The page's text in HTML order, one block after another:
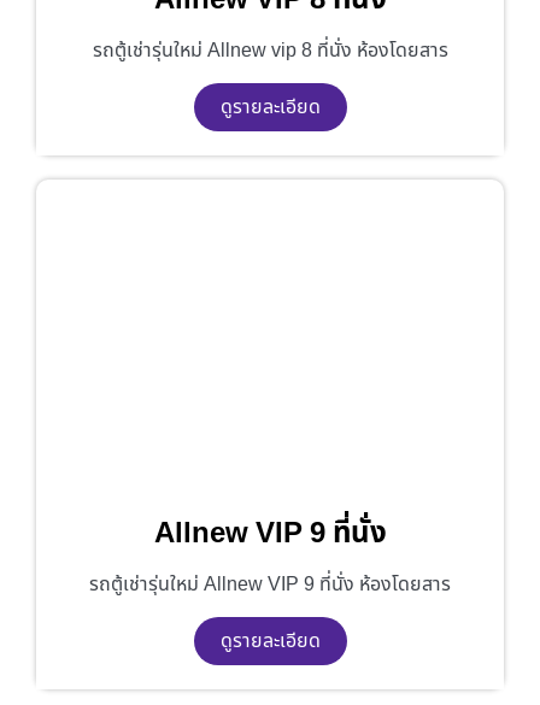
รถตู้เช่ารุ่นใหม่ Allnew vip 8 ที่นั่ง ห้องโดยสาร
ดูรายละเอียด
Allnew VIP 9 ที่นั่ง
รถตู้เช่ารุ่นใหม่ Allnew VIP 9 ที่นั่ง ห้องโดยสาร
ดูรายละเอียด